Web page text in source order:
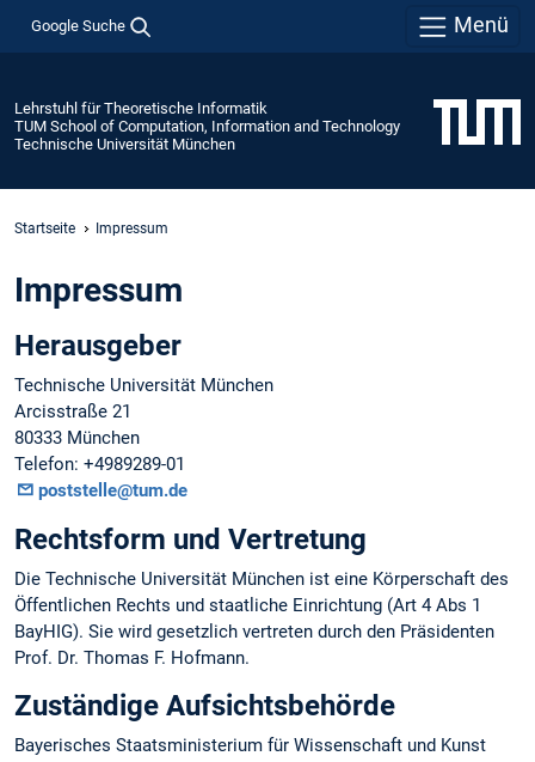
Google Suche Menü
Lehrstuhl für Theoretische Informatik
TUM School of Computation, Information and Technology
Technische Universität München
Startseite Impressum
Impressum
Herausgeber
Technische Universität München
Arcisstraße 21
80333 München
Telefon: +4989289-01
poststelle@tum.de
Rechtsform und Vertretung
Die Technische Universität München ist eine Körperschaft des
Öffentlichen Rechts und staatliche Einrichtung (Art 4 Abs 1
BayHIG). Sie wird gesetzlich vertreten durch den Präsidenten
Prof. Dr. Thomas F. Hofmann.
Zuständige Aufsichtsbehörde
Bayerisches Staatsministerium für Wissenschaft und Kunst